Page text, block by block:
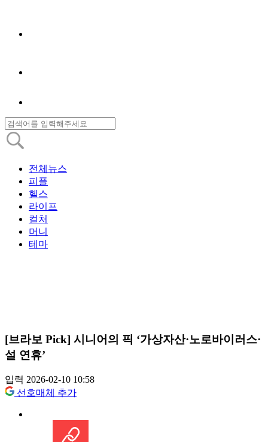
전체뉴스
피플
헬스
라이프
컬처
머니
테마
[브라보 Pick] 시니어의 픽 ‘가상자산·노로바이러스·
설 연휴’
입력 2026-02-10 10:58
선호매체 추가